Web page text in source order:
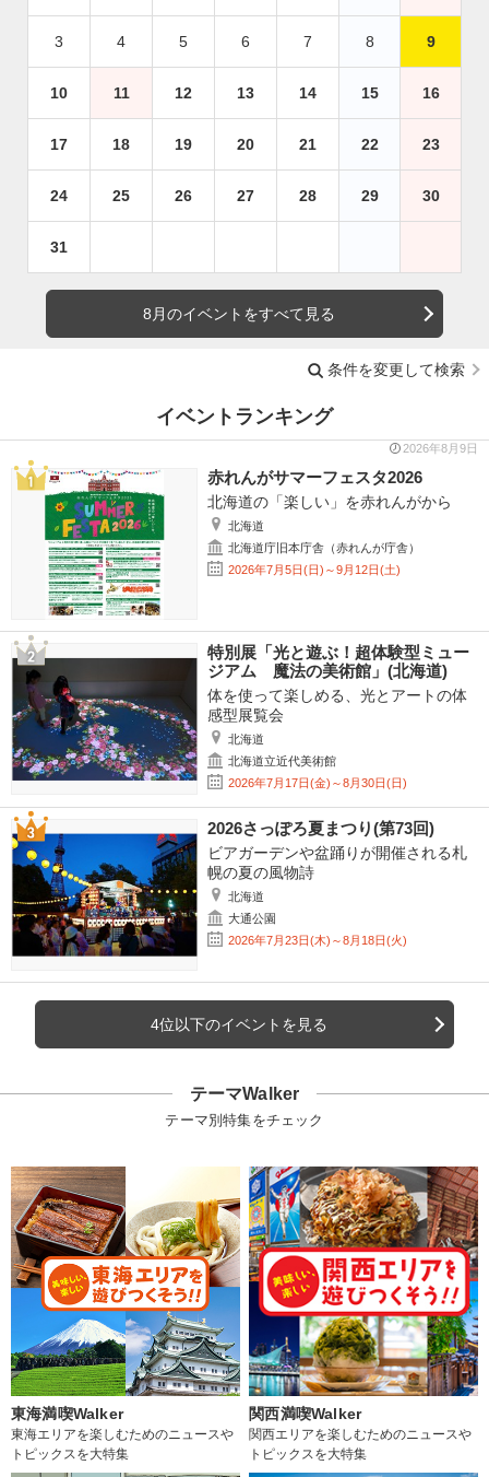
3 4 5 6 7 8 9
10 11 12 13 14 15 16
17 18 19 20 21 22 23
24 25 26 27 28 29 30
31
8月のイベントをすべて見る
条件を変更して検索
イベントランキング
2026年8月9日
赤れんがサマーフェスタ2026
北海道の「楽しい」を赤れんがから
北海道
北海道庁旧本庁舎（赤れんが庁舎）
2026年7月5日(日)～9月12日(土)
特別展「光と遊ぶ！超体験型ミュー
ジアム 魔法の美術館」(北海道)
体を使って楽しめる、光とアートの体
感型展覧会
北海道
北海道立近代美術館
2026年7月17日(金)～8月30日(日)
2026さっぽろ夏まつり(第73回)
ビアガーデンや盆踊りが開催される札
幌の夏の風物詩
北海道
大通公園
2026年7月23日(木)～8月18日(火)
4位以下のイベントを見る
テーマWalker
テーマ別特集をチェック
東海満喫Walker
東海エリアを楽しむためのニュースや
トピックスを大特集
関西満喫Walker
関西エリアを楽しむためのニュースや
トピックスを大特集